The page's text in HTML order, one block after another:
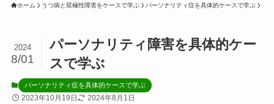
ホーム うつ病と双極性障害をケースで学ぶ パーソナリティ症を具体的ケースで学ぶ
パーソナリティ障害を具体的ケー
スで学ぶ
2024
8/01
パーソナリティ症を具体的ケースで学ぶ
2023年10月19日 2024年8月1日